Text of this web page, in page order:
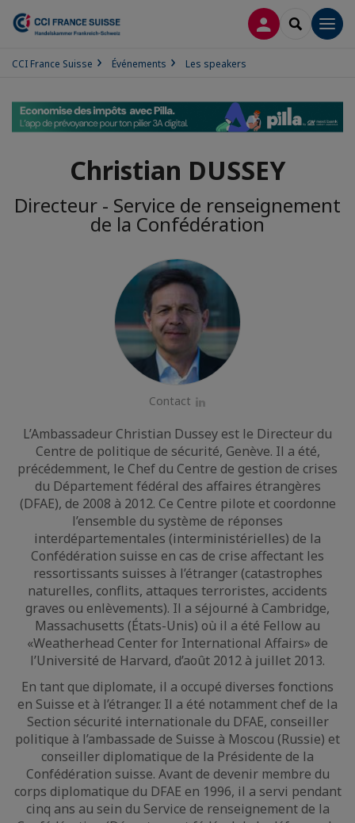
CONNEXION
CCI France Suisse Événements Les speakers
Christian DUSSEY
Directeur - Service de renseignement
de la Confédération
Contact
L’Ambassadeur Christian Dussey est le Directeur du
Centre de politique de sécurité, Genève. Il a été,
précédemment, le Chef du Centre de gestion de crises
du Département fédéral des affaires étrangères
(DFAE), de 2008 à 2012. Ce Centre pilote et coordonne
l’ensemble du système de réponses
interdépartementales (interministérielles) de la
Confédération suisse en cas de crise affectant les
ressortissants suisses à l’étranger (catastrophes
naturelles, conflits, attaques terroristes, accidents
graves ou enlèvements). Il a séjourné à Cambridge,
Massachusetts (États-Unis) où il a été Fellow au
«Weatherhead Center for International Affairs» de
l’Université de Harvard, d’août 2012 à juillet 2013.
En tant que diplomate, il a occupé diverses fonctions
en Suisse et à l’étranger. Il a été notamment chef de la
Section sécurité internationale du DFAE, conseiller
politique à l’ambassade de Suisse à Moscou (Russie) et
conseiller diplomatique de la Présidente de la
Confédération suisse. Avant de devenir membre du
corps diplomatique du DFAE en 1996, il a servi pendant
cinq ans au sein du Service de renseignement de la